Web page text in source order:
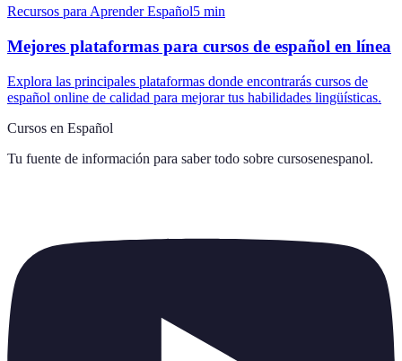
Recursos para Aprender Español5 min
Mejores plataformas para cursos de español en línea
Explora las principales plataformas donde encontrarás cursos de
español online de calidad para mejorar tus habilidades lingüísticas.
Cursos en Español
Tu fuente de información para saber todo sobre cursosenespanol.